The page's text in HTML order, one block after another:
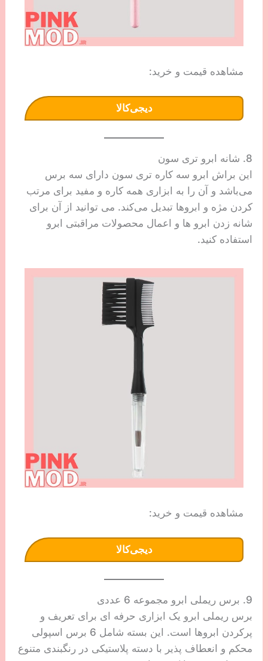
مشاهده قیمت و خرید:
دیجی‌کالا
8. شانه ابرو تری سون
این براش ابرو سه کاره تری سون دارای سه برس
می‌باشد و آن را به ابزاری همه کاره و مفید برای مرتب
کردن مژه‌ و ابروها تبدیل می‌کند. می توانید از آن برای
شانه زدن ابرو ها و اعمال محصولات مراقبتی ابرو
استفاده کنید.
مشاهده قیمت و خرید:
دیجی‌کالا
9. برس ریملی ابرو مجموعه 6 عددی
برس ریملی ابرو یک ابزاری حرفه ای برای تعریف و
پرکردن ابروها است. این بسته شامل 6 برس اسپولی
محکم و انعطاف پذیر با دسته پلاستیکی در رنگبندی متنوع